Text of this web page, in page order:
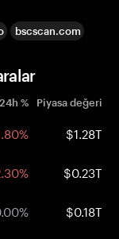
bscscan.com
24h % Piyasa değeri
$1.28T
$0.23T
$0.18T